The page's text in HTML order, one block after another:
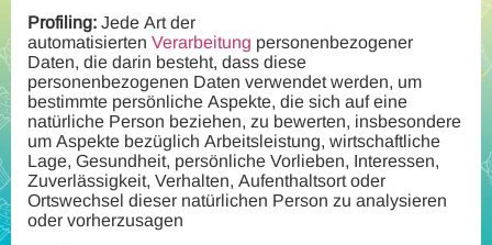
Profiling: Jede Art der
automatisierten Verarbeitung personenbezogener
Daten, die darin besteht, dass diese
personenbezogenen Daten verwendet werden, um
bestimmte persönliche Aspekte, die sich auf eine
natürliche Person beziehen, zu bewerten, insbesondere
um Aspekte bezüglich Arbeitsleistung, wirtschaftliche
Lage, Gesundheit, persönliche Vorlieben, Interessen,
Zuverlässigkeit, Verhalten, Aufenthaltsort oder
Ortswechsel dieser natürlichen Person zu analysieren
oder vorherzusagen